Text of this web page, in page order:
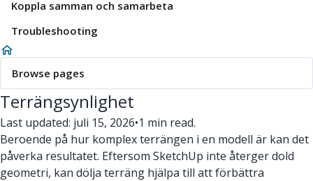
Koppla samman och samarbeta
Troubleshooting
Browse pages
Terrängsynlighet
Last updated: juli 15, 2026•1 min read.
Beroende på hur komplex terrängen i en modell är kan det
påverka resultatet. Eftersom SketchUp inte återger dold
geometri, kan dölja terräng hjälpa till att förbättra